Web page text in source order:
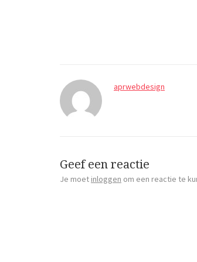
aprwebdesign
Geef een reactie
Je moet inloggen om een reactie te